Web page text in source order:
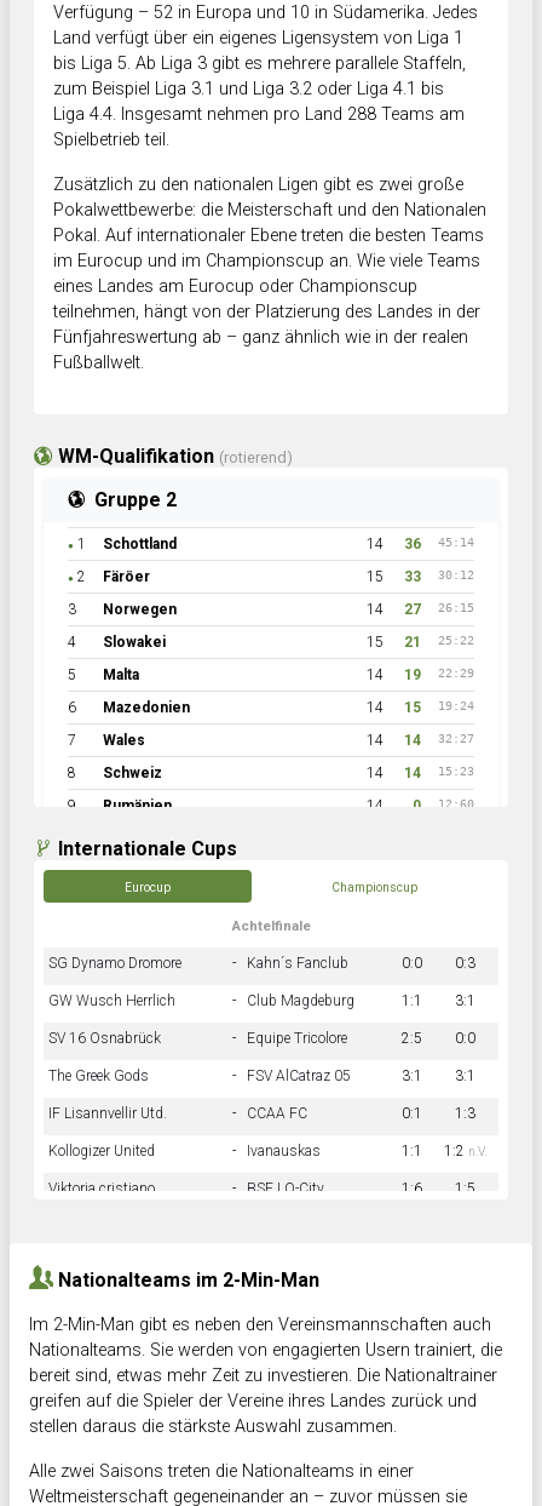
Verfügung – 52 in Europa und 10 in Südamerika. Jedes
Land verfügt über ein eigenes Ligensystem von Liga 1
bis Liga 5. Ab Liga 3 gibt es mehrere parallele Staffeln,
zum Beispiel Liga 3.1 und Liga 3.2 oder Liga 4.1 bis
Liga 4.4. Insgesamt nehmen pro Land 288 Teams am
Spielbetrieb teil.
Zusätzlich zu den nationalen Ligen gibt es zwei große
Pokalwettbewerbe: die Meisterschaft und den Nationalen
Pokal. Auf internationaler Ebene treten die besten Teams
im Eurocup und im Championscup an. Wie viele Teams
eines Landes am Eurocup oder Championscup
teilnehmen, hängt von der Platzierung des Landes in der
Fünfjahreswertung ab – ganz ähnlich wie in der realen
Fußballwelt.
WM-Qualifikation (rotierend)
Gruppe 2
● 1 Schottland 14 36 45:14
● 2 Färöer 15 33 30:12
3 Norwegen 14 27 26:15
4 Slowakei 15 21 25:22
5 Malta 14 19 22:29
6 Mazedonien 14 15 19:24
7 Wales 14 14 32:27
8 Schweiz 14 14 15:23
9 Rumänien 14 0 12:60
Internationale Cups
Eurocup Championscup
Achtelfinale
SG Dynamo Dromore - Kahn´s Fanclub 0:0 0:3
GW Wusch Herrlich - Club Magdeburg 1:1 3:1
SV 16 Osnabrück - Equipe Tricolore 2:5 0:0
The Greek Gods - FSV AlCatraz 05 3:1 3:1
IF Lisannvellir Utd. - CCAA FC 0:1 1:3
Kollogizer United - Ivanauskas 1:1 1:2 n.V.
Viktoria cristiano - BSF LO-City 1:6 1:5
Nationalteams im 2-Min-Man
Im 2-Min-Man gibt es neben den Vereinsmannschaften auch
Nationalteams. Sie werden von engagierten Usern trainiert, die
bereit sind, etwas mehr Zeit zu investieren. Die Nationaltrainer
greifen auf die Spieler der Vereine ihres Landes zurück und
stellen daraus die stärkste Auswahl zusammen.
Alle zwei Saisons treten die Nationalteams in einer
Weltmeisterschaft gegeneinander an – zuvor müssen sie